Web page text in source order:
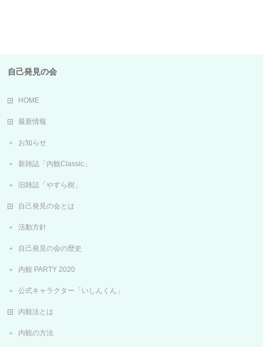
自己発見の会
HOME
最新情報
お知らせ
新雑誌「内観Classic」
旧雑誌「やすら樹」
自己発見の会とは
活動方針
自己発見の会の歴史
内観 PARTY 2020
公式キャラクター「いしんくん」
内観法とは
内観の方法